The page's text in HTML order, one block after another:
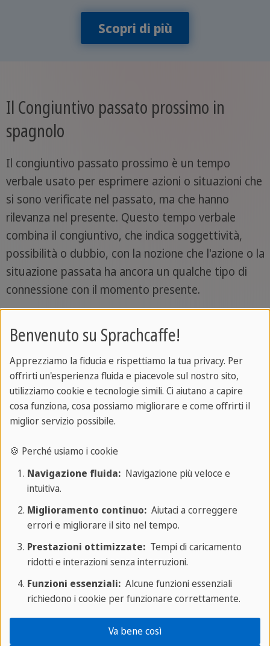
Scopri di più
Il Congiuntivo passato prossimo in
spagnolo
Il congiuntivo passato prossimo è un tempo
verbale usato per esprimere azioni o situazioni che
si sono verificate nel passato, ma che hanno
rilevanza nel presente. Questo tempo verbale
combina il congiuntivo, che indica soggettività,
possibilità o dubbio, con la nozione che l'azione o la
situazione passata ha ancora un qualche tipo di
connessione con il momento presente.
Benvenuto su Sprachcaffe!
Apprezziamo la fiducia e rispettiamo la tua privacy. Per
offrirti un'esperienza fluida e piacevole sul nostro sito,
utilizziamo cookie e tecnologie simili. Ci aiutano a capire
cosa funziona, cosa possiamo migliorare e come offrirti il
miglior servizio possibile.
🍪 Perché usiamo i cookie
Navigazione fluida:Navigazione più veloce e
intuitiva.
Miglioramento continuo:Aiutaci a correggere
errori e migliorare il sito nel tempo.
Prestazioni ottimizzate:Tempi di caricamento
ridotti e interazioni senza interruzioni.
Funzioni essenziali:Alcune funzioni essenziali
richiedono i cookie per funzionare correttamente.
Va bene così